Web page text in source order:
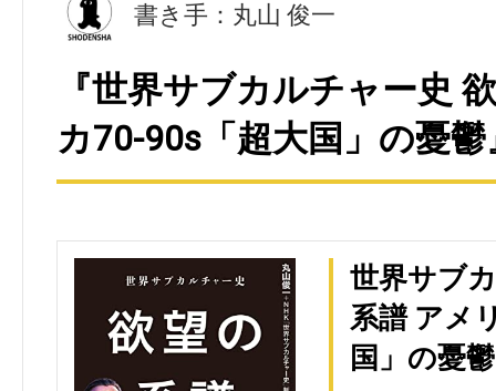
書き手：丸山 俊一
『世界サブカルチャー史
カ70-90s「超大国」の憂
世界サブ
系譜 アメ
国」の憂鬱